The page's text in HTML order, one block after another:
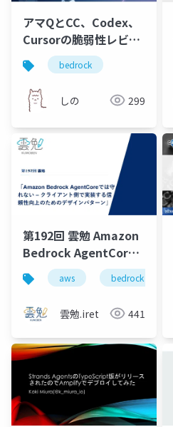
アマQとCC、Codex、
Cursorの脆弱性レビュ
ー機能をOWASPベンチ
で比較
bedrock
しの 299
第192回 雲勉 Amazon
Bedrock AgentCore
では守れない – クライ
アント側で実装する信
頼性向上のためのデザ
インパターン
aws bedrock
雲勉.iret 441